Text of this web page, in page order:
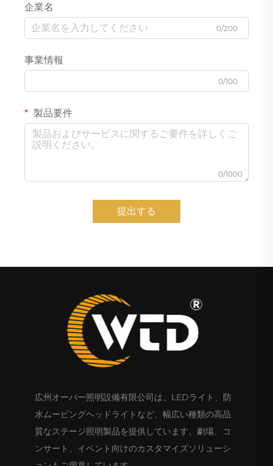
企業名
0/200
事業情報
0/100
製品要件
0/1000
提出する
広州オーパー照明設備有限公司は、LEDライト、防
水ムービングヘッドライトなど、幅広い種類の高品
質なステージ照明製品を提供しています。劇場、コ
ンサート、イベント向けのカスタマイズソリューシ